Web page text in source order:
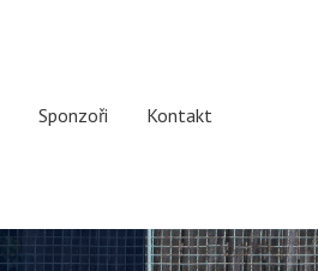
Sponzoři Kontakt